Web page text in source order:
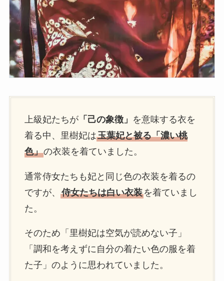
上級妃たちが「己の象徴」 を意味する衣を
着る中、里樹妃は玉葉妃と被る「濃い桃
色」の衣装を着ていました。
通常侍女たちも妃と同じ色の衣装を着るの
ですが、 侍女たちは白い衣装を着ていまし
た。
そのため「里樹妃は空気が読めない子」
「調和を考えずに自分の着たい色の服を着
た子」のように思われていました。